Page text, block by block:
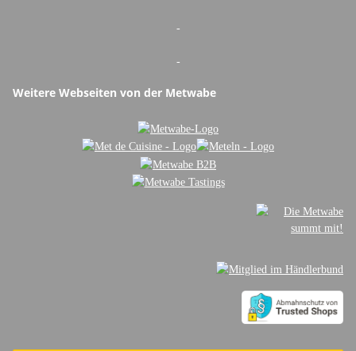
-
-
Weitere Webseiten von der Metwabe